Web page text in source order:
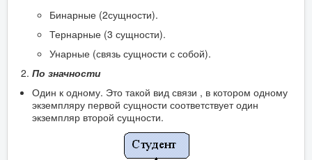
Бинарные (2сущности).
Тернарные (3 сущности).
Унарные (связь сущности с собой).
По значности
Один к одному. Это такой вид связи , в котором одному
экземпляру первой сущности соответствует один
экземпляр второй сущности.